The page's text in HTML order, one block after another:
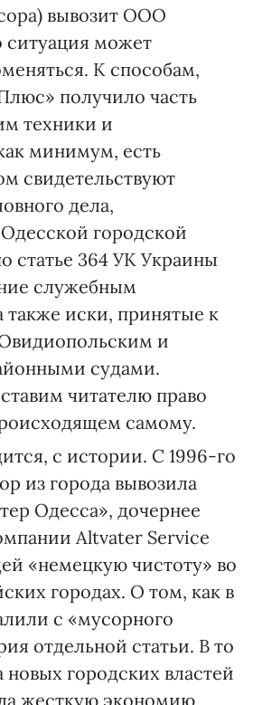
вывозит ООО
может
К способам,
получило часть
техники и
минимум, есть
свидетельствуют
дела,
городской
статье 364 УК Украины
служебным
иски, принятые к
и
судами.
читателю право
самому.
с истории. С 1996-го
из города вывозила
Одесса», дочернее
Altvater Service
«немецкую чистоту» во
городах. О том, как в
с «мусорного
отдельной статьи. В то
городских властей
жесткую экономию